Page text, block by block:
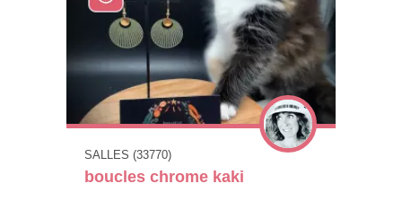
SALLES (33770)
boucles chrome kaki